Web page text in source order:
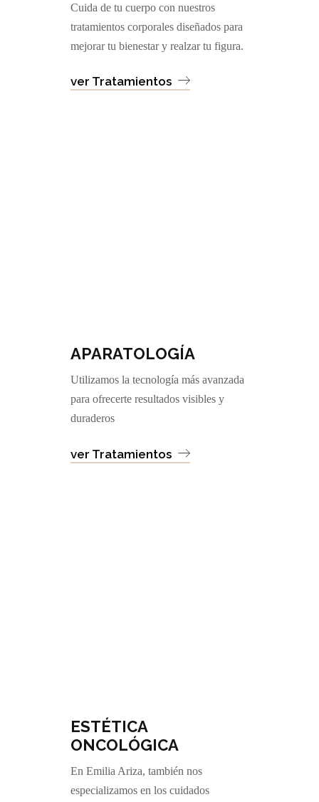
Cuida de tu cuerpo con nuestros
tratamientos corporales diseñados para
mejorar tu bienestar y realzar tu figura.
ver Tratamientos
APARATOLOGÍA
Utilizamos la tecnología más avanzada
para ofrecerte resultados visibles y
duraderos
ver Tratamientos
ESTÉTICA
ONCOLÓGICA
En Emilia Ariza, también nos
especializamos en los cuidados